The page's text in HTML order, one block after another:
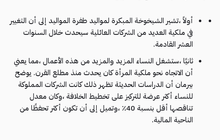
أولاً ،تشير الشيخوخة المبكرة لمواليد طفرة المواليد إلى أن التغيير
في ملكية العديد من الشركات العائلية سيحدث خلال السنوات
العشر القادمة.
ثانيًا ،ستشغل النساء المزيد والمزيد من هذه الأعمال ،مما يعني
أن الاتجاه نحو ملكية المرأة كان يحدث منذ مطلع القرن. يوضح
بيرمان أن الدراسات الحديثة تظهر ذلك كانت الشركات المملوكة
للنساء أكثر عرضة للتركيز على تخطيط الخلافة ،وكان معدل
تناقصها أقل بنسبة 40٪ ،وتميل إلى أن تكون أكثر تحفظًا من
الناحية المالية.